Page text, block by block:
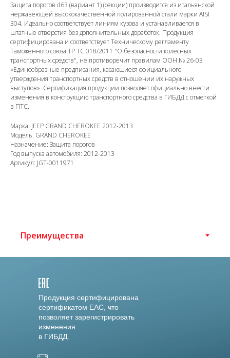
Защита порогов d63 (вариант 1) (секции) производится из итальянской
нержавеющей высококачественной полированной стали марки AISI
304. Идеально соответствует линиям кузова и устанавливается в
штатные отверстия без дополнительных доработок. Продукция
сертифицирована и соответствует Техническому регламенту
Таможенного союза ТР ТС 018/2011 "О безопасности колесных
транспортных средств", не противоречит правилам ООН № 26-03
«Единообразные предписания, касающиеся официального
утверждения транспортных средств в отношении их наружных
выступов». Сертификация продукции позволяет официально внести
изменения в конструкцию транспортного средства в ГИБДД с отметкой
в ПТС.
Марка: JEEP GRAND CHEROKEE 2012-2013
Модель: GRAND CHEROKEE
Назначение: Защита порогов
Год выпуска автомобиля: 2012-2013
Артикул: JGT-0011971
Продукция сертифицирована
сертификатом EAC, что
позволяет зарегистрировать
изменения
в ГИБДД.